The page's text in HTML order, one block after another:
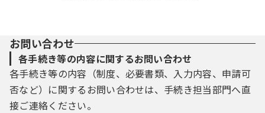
お問い合わせ
各手続き等の内容に関するお問い合わせ
各手続き等の内容（制度、必要書類、入力内容、申請可
否など）に関するお問い合わせは、手続き担当部門へ直
接ご連絡ください。